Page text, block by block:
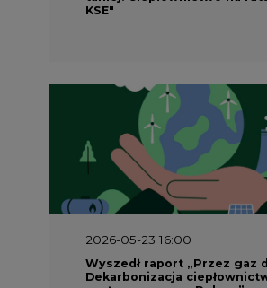
2026-05-23 16:00
Wyszedł raport „Przez gaz
Dekarbonizacja
systemowego w Polsce”